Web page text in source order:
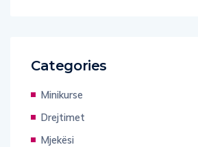
Categories
Minikurse
Drejtimet
Mjekësi